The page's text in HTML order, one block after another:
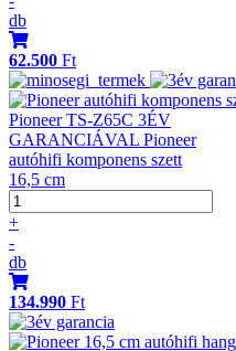
db
62.500 Ft
Pioneer TS-Z65C 3ÉV
GARANCIÁVAL Pioneer
autóhifi komponens szett
16,5 cm
+
-
db
134.990 Ft